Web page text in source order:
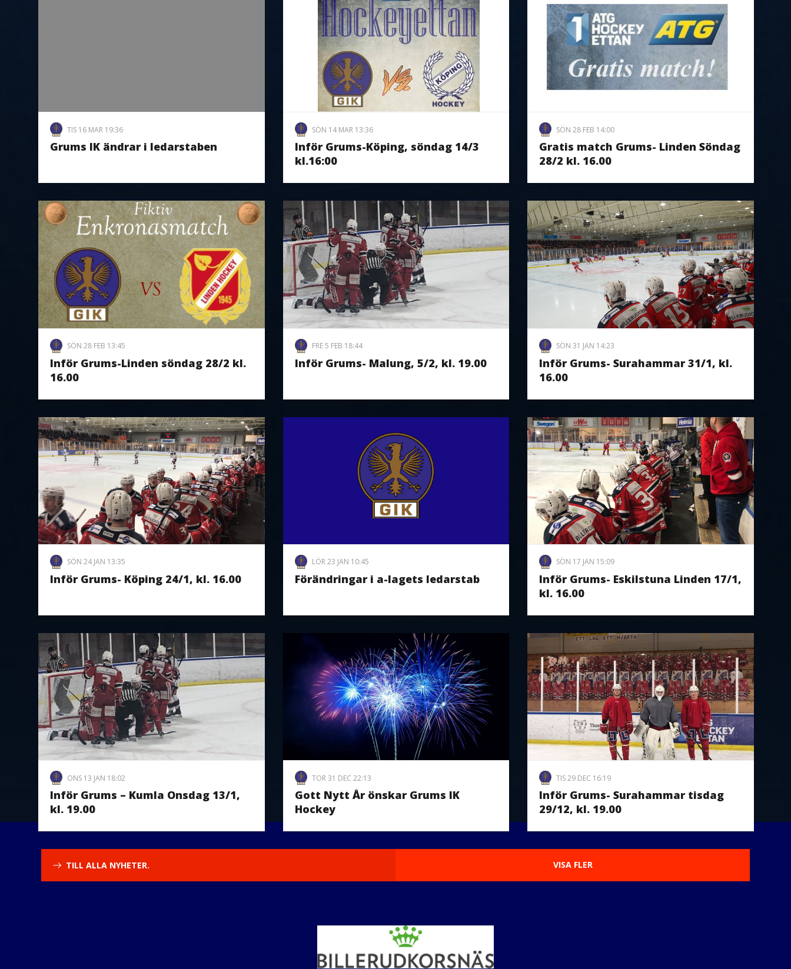
TIS 16 MAR 19:36
Grums IK ändrar i ledarstaben
SÖN 14 MAR 13:36
Inför Grums-Köping, söndag 14/3
kl.16:00
SÖN 28 FEB 14:00
Gratis match Grums- Linden Söndag
28/2 kl. 16.00
SÖN 28 FEB 13:45
Inför Grums-Linden söndag 28/2 kl.
16.00
FRE 5 FEB 18:44
Inför Grums- Malung, 5/2, kl. 19.00
SÖN 31 JAN 14:23
Inför Grums- Surahammar 31/1, kl.
16.00
SÖN 24 JAN 13:35
Inför Grums- Köping 24/1, kl. 16.00
LÖR 23 JAN 10:45
Förändringar i a-lagets ledarstab
SÖN 17 JAN 15:09
Inför Grums- Eskilstuna Linden 17/1,
kl. 16.00
ONS 13 JAN 18:02
Inför Grums – Kumla Onsdag 13/1,
kl. 19.00
TOR 31 DEC 22:13
Gott Nytt År önskar Grums IK
Hockey
TIS 29 DEC 16:19
Inför Grums- Surahammar tisdag
29/12, kl. 19.00
VISA FLER
TILL ALLA NYHETER.